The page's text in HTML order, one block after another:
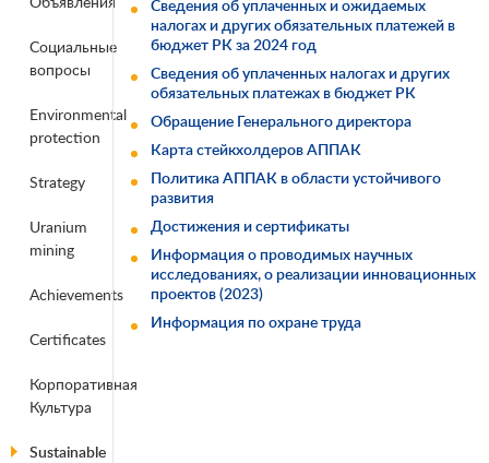
Социальные
вопросы
Environmental
protection
Strategy
Uranium
mining
Achievements
Certificates
Корпоративная
Культура
Sustainable
Сведения об уплаченных и ожидаемых
налогах и других обязательных платежей в
бюджет РК за 2024 год
Сведения об уплаченных налогах и других
обязательных платежах в бюджет РК
Обращение Генерального директора
Карта стейкхолдеров АППАК
Политика АППАК в области устойчивого
развития
Достижения и сертификаты
Информация о проводимых научных
исследованиях, о реализации инновационных
проектов (2023)
Информация по охране труда